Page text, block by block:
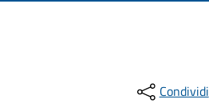
Condividi